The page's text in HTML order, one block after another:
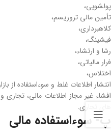
پولشویی،
تأمین مالی تروریسم،
کلاهبرداری،
فیشینگ،
رشا و ارتشاء،
فرار مالیاتی،
اختلاس،
انتشار اطلاعات غلط و سوءاستفاده از
های تجاری.
پ- سوءاستفاده مالی